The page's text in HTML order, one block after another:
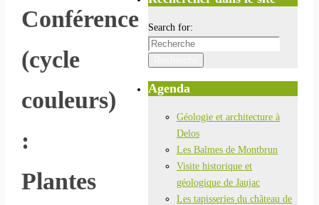
Conférence
(cycle
couleurs)
:
Plantes
Search for:
Agenda
Géologie et architecture à
Delos
Les Balmes de Montbrun
Visite historique et
géologique de Jaujac
Les tapisseries du château de